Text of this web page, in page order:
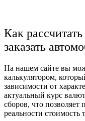
Как
заказать
На нашем сайте вы
калькулятором,
зависимости от
актуальный курс
сборов, что
реальности стоимость